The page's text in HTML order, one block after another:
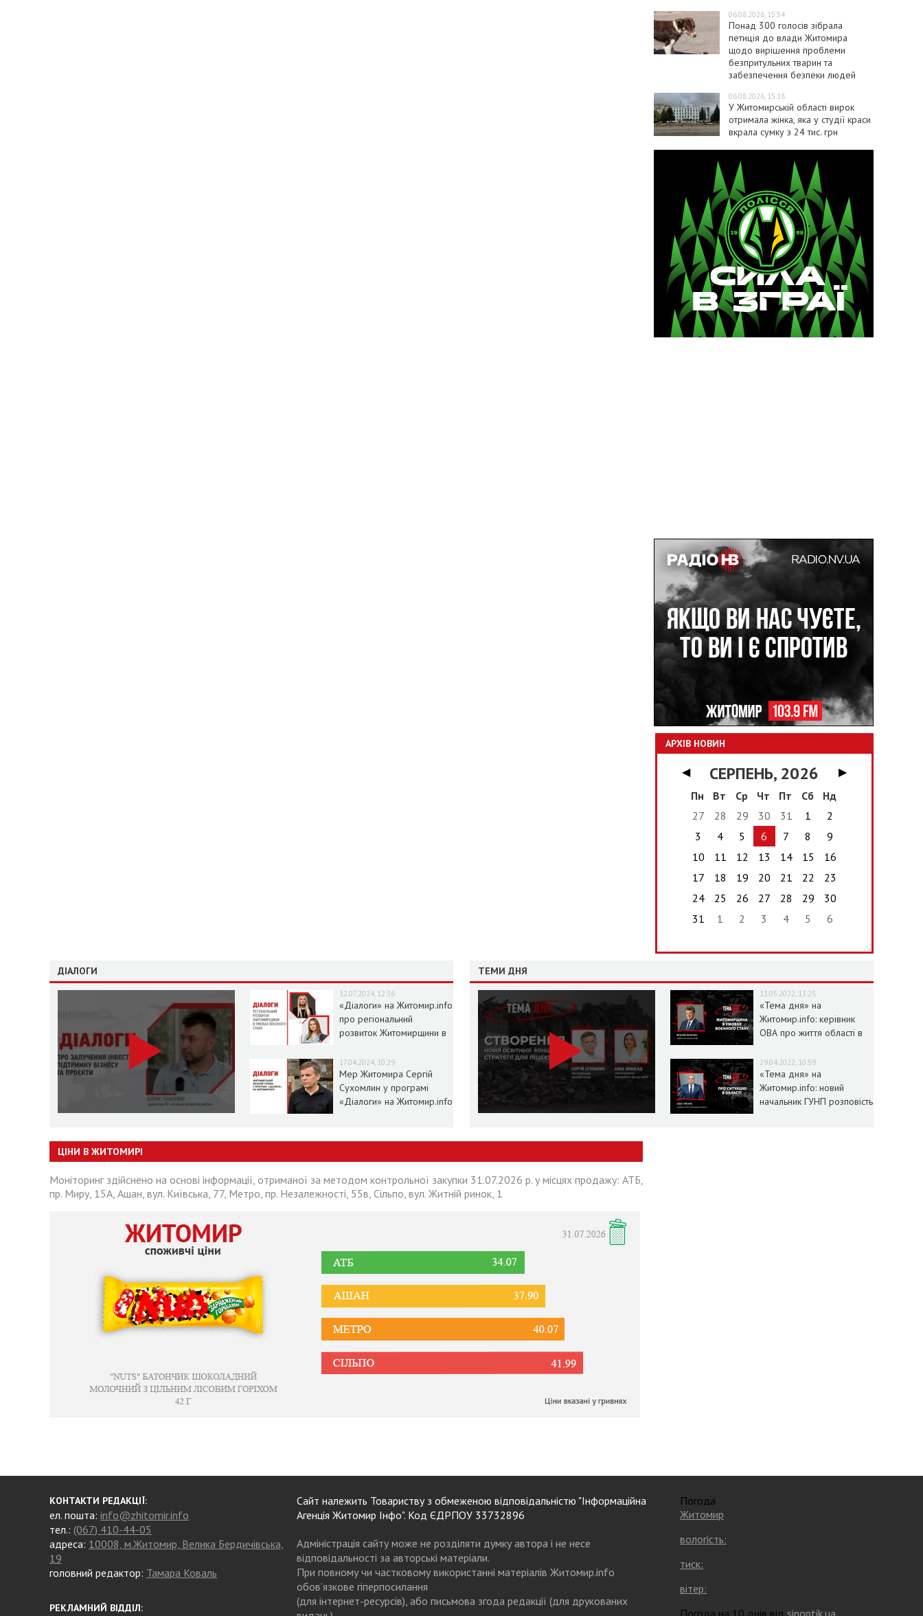
06.08.2026, 15:54
Понад 300 голосів зібрала
петиція до влади Житомира
щодо вирішення проблеми
безпритульних тварин та
забезпечення безпеки людей
06.08.2026, 15:18
У Житомирській області вирок
отримала жінка, яка у студії краси
вкрала сумку з 24 тис. грн
АРХІВ НОВИН
◀ СЕРПЕНЬ, 2026
▶
Пн
Вт Ср Чт Пт Сб
Нд
27
28 29 30 31 1
2
3
4 5 6 7 8
9
10
11 12 13 14 15
16
17
18 19 20 21 22
23
24
25 26 27 28 29
30
31
1 2 3 4 5 6
ДІАЛОГИ
12.07.2024, 12:36
«Діалоги» на Житомир.info
про регіональний
розвиток Житомирщини в
17.04.2024, 10:29
Мер Житомира Сергій
Сухомлин у програмі
«Діалоги» на Житомир.info
ТЕМИ ДНЯ
13.05.2022, 13:25
«Тема дня» на
Житомир.info: керівник
ОВА про життя області в
29.04.2022, 10:59
«Тема дня» на
Житомир.info: новий
начальник ГУНП розповість
ЦІНИ В ЖИТОМИРІ
Моніторинг здійснено на основі інформації, отриманої за методом контрольної закупки 31.07.2026 р. у місцях продажу: АТБ,
пр. Миру, 15А, Ашан, вул. Київська, 77, Метро, пр. Незалежності, 55в, Сільпо, вул. Житній ринок, 1
КОНТАКТИ РЕДАКЦІЇ:
ел. пошта: info@zhitomir.info
тел.: (067) 410-44-05
адреса: 10008, м.Житомир, Велика Бердичівська,
19
головний редактор: Тамара Коваль
РЕКЛАМНИЙ ВІДДІЛ:
Сайт належить Товариству з обмеженою відповідальністю "Інформаційна
Агенція Житомир Інфо". Код ЄДРПОУ 33732896
Адміністрація сайту може не розділяти думку автора і не несе
відповідальності за авторські матеріали.
При повному чи частковому використанні матеріалів Житомир.info
обов’язкове гіперпосилання
(для інтернет-ресурсів), або письмова згода редакції (для друкованих
Погода
Житомир
вологість:
тиск:
вітер:
Погода на 10 днів від sinoptik.ua